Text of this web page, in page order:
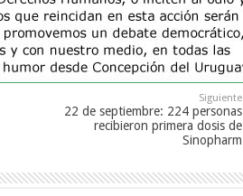
Siguiente
22 de septiembre: 224 personas
recibieron primera dosis de
Sinopharm